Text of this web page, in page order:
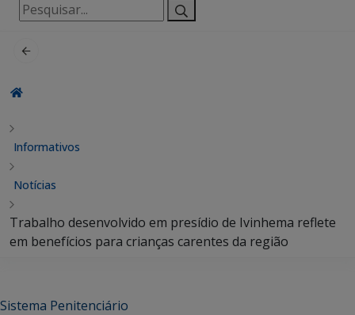
Pesquisar
por:
Informativos
Notícias
Trabalho desenvolvido em presídio de Ivinhema reflete
em benefícios para crianças carentes da região
Sistema Penitenciário